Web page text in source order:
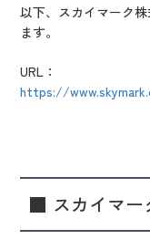
以下、スカイマーク
ます。
URL：
https://
■ スカイマー